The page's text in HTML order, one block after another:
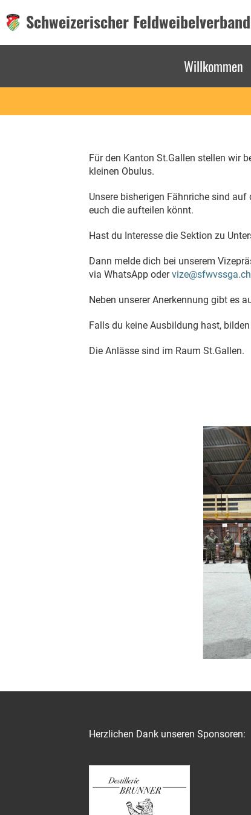
Schweizerischer
Willkommen
Für den Kanton St.Gallen stellen wir
kleinen Obulus.
Unsere bisherigen Fähnriche sind
euch die aufteilen könnt.
Hast du Interesse die Sektion zu
Dann melde dich bei unserem
via WhatsApp odervize@sfwvssga.ch
Neben unserer Anerkennung gibt es
Falls du keine Ausbildung hast,
Die Anlässe sind im Raum St.Gallen.
Herzlichen Dank unseren Sponsoren: